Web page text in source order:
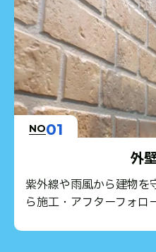
NO01
外
紫外線や雨風から建物を
ら施工・アフターフォロ